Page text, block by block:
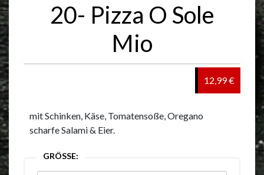
20- Pizza O Sole
Mio
12,99 €
mit Schinken, Käse, Tomatensoße, Oregano
scharfe Salami & Eier.
GRÖSSE: